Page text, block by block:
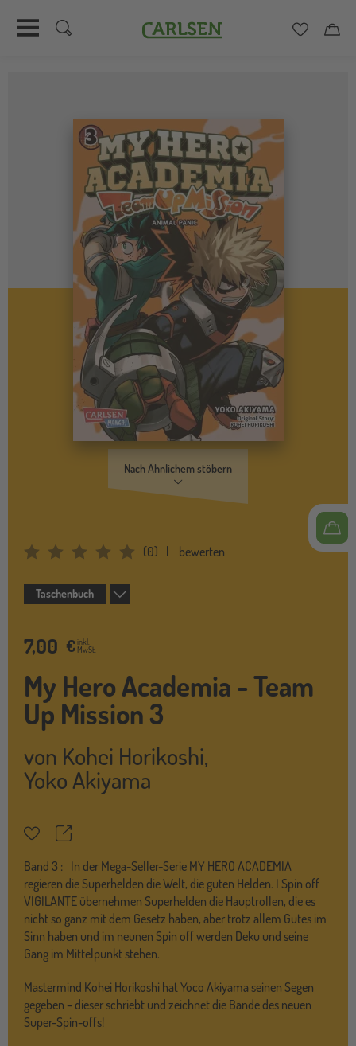
Carlsen
Nach Ähnlichem stöbern
Average Rating: 0 (0) bewerten
Taschenbuch
7,00 €inkl.
MwSt.
My Hero Academia - Team
Up Mission 3
von Kohei Horikoshi,
Yoko Akiyama
MerkzettelTeilen
Band 3 : In der Mega-Seller-Serie MY HERO ACADEMIA
regieren die Superhelden die Welt, die guten Helden. I Spin off
VIGILANTE übernehmen Superhelden die Hauptrollen, die es
nicht so ganz mit dem Gesetz haben, aber trotz allem Gutes im
Sinn haben und im neunen Spin off werden Deku und seine
Gang im Mittelpunkt stehen.
Mastermind Kohei Horikoshi hat Yoco Akiyama seinen Segen
gegeben – dieser schriebt und zeichnet die Bände des neuen
Super-Spin-offs!